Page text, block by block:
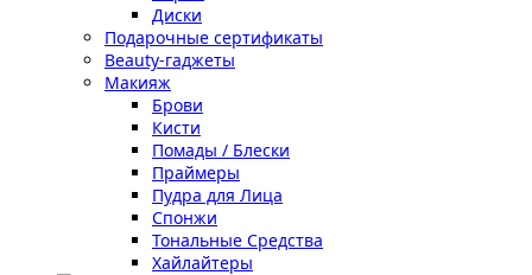
Диски
Подарочные сертификаты
Beauty-гаджеты
Макияж
Брови
Кисти
Помады / Блески
Праймеры
Пудра для Лица
Спонжи
Тональные Средства
Хайлайтеры